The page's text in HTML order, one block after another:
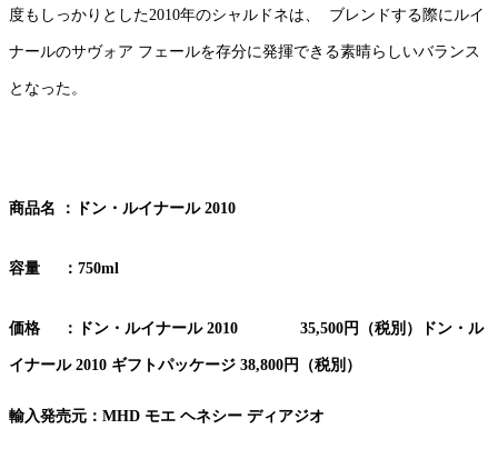
度もしっかりとした2010年のシャルドネは、 ブレンドする際にルイ
ナールのサヴォア フェールを存分に発揮できる素晴らしいバランス
となった。
商品名 ：ドン・ルイナール 2010
容量 ：750ml
価格 ：ドン・ルイナール 2010 35,500円（税別）ドン・ル
イナール 2010 ギフトパッケージ 38,800円（税別）
輸入発売元：MHD モエ ヘネシー ディアジオ